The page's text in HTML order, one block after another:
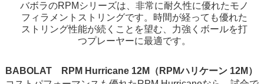
バボラのRPMシリーズは、非常に耐久性に優れたモノ
フィラメントストリングです。時間が経っても優れた
ストリング性能が続くことを望む、力強くボールを打
つプレーヤーに最適です。
BABOLAT RPM Hurricane 12M（RPMハリケーン 12M）